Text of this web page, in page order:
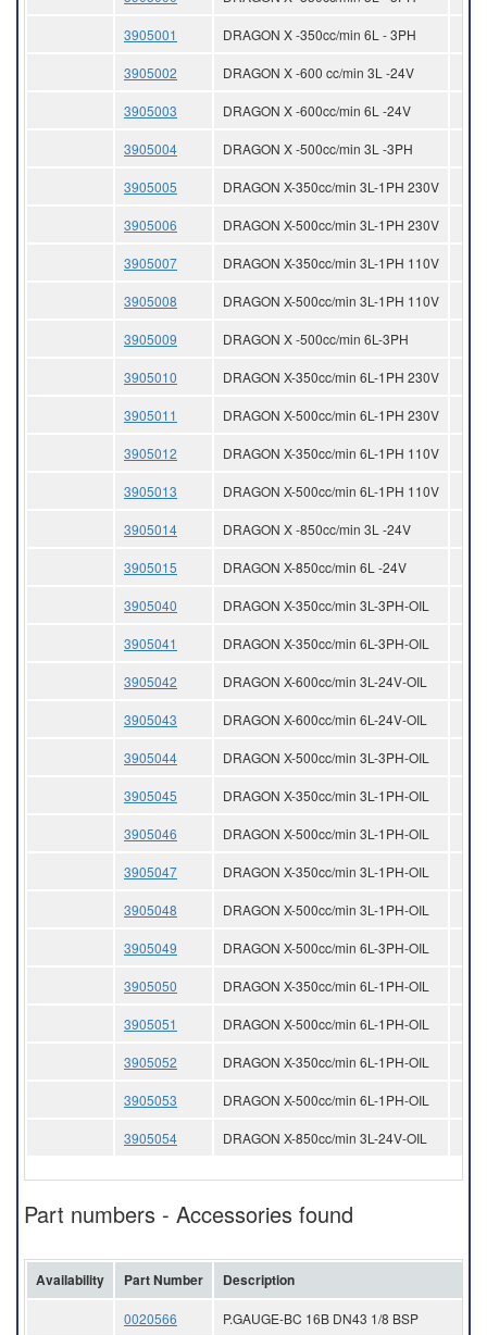
3905001 DRAGON X -350cc/min 6L - 3PH
3905002 DRAGON X -600 cc/min 3L -24V
3905003 DRAGON X -600cc/min 6L -24V
3905004 DRAGON X -500cc/min 3L -3PH
3905005 DRAGON X-350cc/min 3L-1PH 230V
3905006 DRAGON X-500cc/min 3L-1PH 230V
3905007 DRAGON X-350cc/min 3L-1PH 110V
3905008 DRAGON X-500cc/min 3L-1PH 110V
3905009 DRAGON X -500cc/min 6L-3PH
3905010 DRAGON X-350cc/min 6L-1PH 230V
3905011 DRAGON X-500cc/min 6L-1PH 230V
3905012 DRAGON X-350cc/min 6L-1PH 110V
3905013 DRAGON X-500cc/min 6L-1PH 110V
3905014 DRAGON X -850cc/min 3L -24V
3905015 DRAGON X-850cc/min 6L -24V
3905040 DRAGON X-350cc/min 3L-3PH-OIL
3905041 DRAGON X-350cc/min 6L-3PH-OIL
3905042 DRAGON X-600cc/min 3L-24V-OIL
3905043 DRAGON X-600cc/min 6L-24V-OIL
3905044 DRAGON X-500cc/min 3L-3PH-OIL
3905045 DRAGON X-350cc/min 3L-1PH-OIL
3905046 DRAGON X-500cc/min 3L-1PH-OIL
3905047 DRAGON X-350cc/min 3L-1PH-OIL
3905048 DRAGON X-500cc/min 3L-1PH-OIL
3905049 DRAGON X-500cc/min 6L-3PH-OIL
3905050 DRAGON X-350cc/min 6L-1PH-OIL
3905051 DRAGON X-500cc/min 6L-1PH-OIL
3905052 DRAGON X-350cc/min 6L-1PH-OIL
3905053 DRAGON X-500cc/min 6L-1PH-OIL
3905054 DRAGON X-850cc/min 3L-24V-OIL
Part numbers - Accessories found
Availability Part Number Description
0020566 P.GAUGE-BC 16B DN43 1/8 BSP